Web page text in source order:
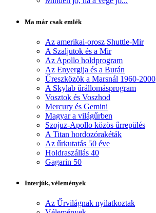
Ma már csak emlék
Az amerikai-orosz Shuttle-Mir
A Szaljutok és a Mir
Az Apollo holdprogram
Az Enyergija és a Burán
Űreszközök a Marsnál 1960-2000
A Skylab űrállomásprogram
Vosztok és Voszhod
Mercury és Gemini
Magyar a világűrben
Szojuz-Apollo közös űrrepülés
A Titan hordozórakéták
Az űrkutatás 50 éve
Holdraszállás 40
Gagarin 50
Interjúk, vélemények
Az Űrvilágnak nyilatkoztak